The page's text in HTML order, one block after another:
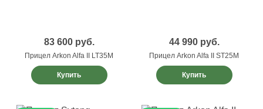
83 600 руб.
Прицел Arkon Alfa II LT35M
Купить
44 990 руб.
Прицел Arkon Alfa II ST25M
Купить